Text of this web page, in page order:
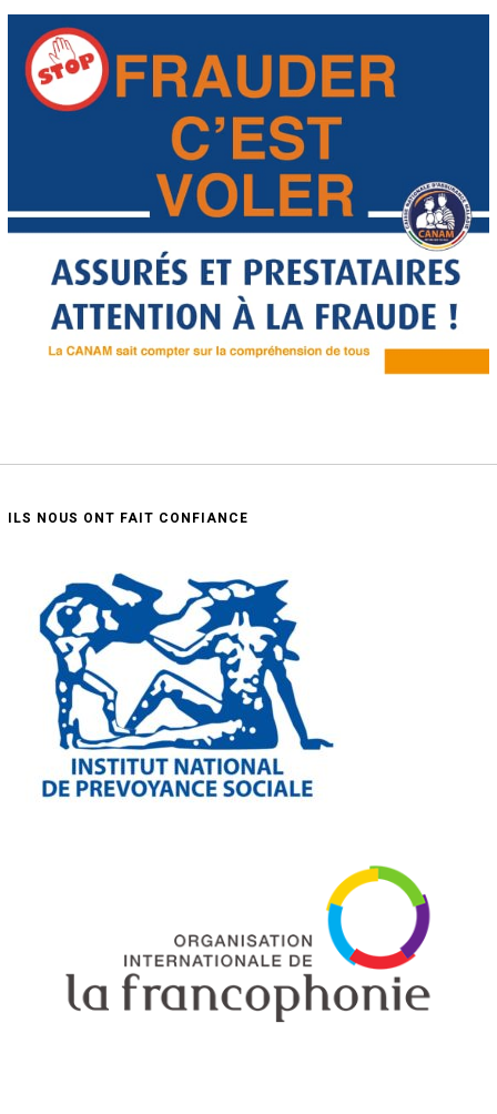
ILS NOUS ONT FAIT CONFIANCE